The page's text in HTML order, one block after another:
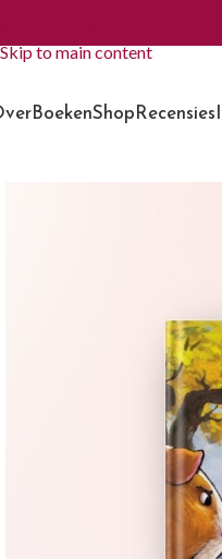
Skip to main content
BoekenShop Recensies